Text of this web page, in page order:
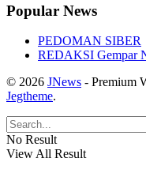
Popular News
PEDOMAN SIBER
REDAKSI Gempar
© 2026 JNews - Premium
Jegtheme.
No Result
View All Result